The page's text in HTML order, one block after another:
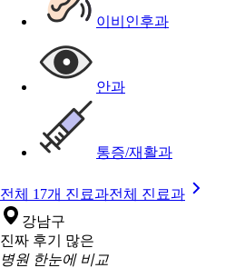
이비인후과
안과
통증/재활과
전체 17개 진료과전체 진료과
강남구
진짜 후기 많은
병원 한눈에 비교